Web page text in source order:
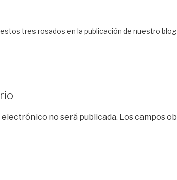
tres rosados en la publicación de nuestro blog
no será publicada. Los campos